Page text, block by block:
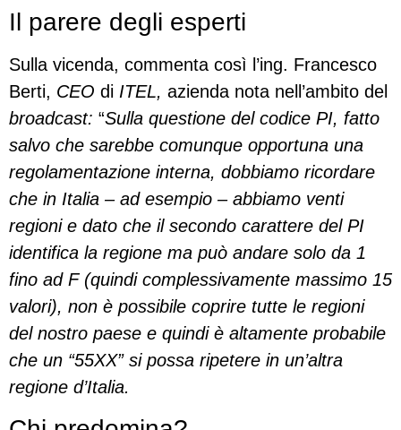
Il parere degli esperti
Sulla vicenda, commenta così l’ing. Francesco
Berti, CEO di ITEL, azienda nota nell’ambito del
broadcast: “Sulla questione del codice PI, fatto
salvo che sarebbe comunque opportuna una
regolamentazione interna, dobbiamo ricordare
che in Italia – ad esempio – abbiamo venti
regioni e dato che il secondo carattere del PI
identifica la regione ma può andare solo da 1
fino ad F (quindi complessivamente massimo 15
valori), non è possibile coprire tutte le regioni
del nostro paese e quindi è altamente probabile
che un “55XX” si possa ripetere in un’altra
regione d’Italia.